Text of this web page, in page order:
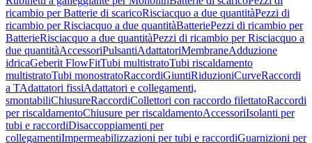
ricambio per Batterie di scaricoRisciacquo a due quantitàPezzi di
ricambio per Risciacquo a due quantitàBatteriePezzi di ricambio per
BatterieRisciacquo a due quantitàPezzi di ricambio per Risciacquo a
due quantitàAccessoriPulsantiAdattatoriMembraneAdduzione
idricaGeberit FlowFitTubi multistratoTubi riscaldamento
multistratoTubi monostratoRaccordiGiuntiRiduzioniCurveRaccordi
a TAdattatori fissiAdattatori e collegamenti,
smontabiliChiusureRaccordiCollettori con raccordo filettatoRaccordi
per riscaldamentoChiusure per riscaldamentoAccessoriIsolanti per
tubi e raccordiDisaccoppiamenti per
collegamentiImpermeabilizzazioni per tubi e raccordiGuarnizioni per